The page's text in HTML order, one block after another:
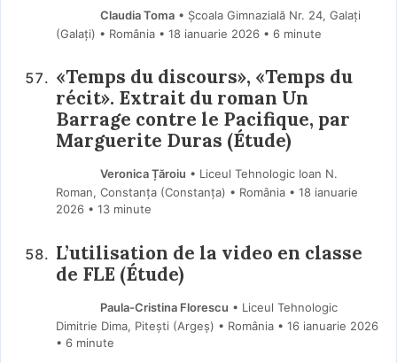
Claudia Toma• Școala Gimnazială Nr. 24, Galați
(Galaţi) • România
18 ianuarie 2026 • 6 minute
«Temps du discours», «Temps du
récit». Extrait du roman Un
Barrage contre le Pacifique, par
Marguerite Duras (Étude)
Veronica Țăroiu • Liceul Tehnologic Ioan N.
Roman, Constanța (Constanţa) • România
18 ianuarie
2026 • 13 minute
L’utilisation de la video en classe
de FLE (Étude)
Paula-Cristina Florescu • Liceul Tehnologic
Dimitrie Dima, Pitești (Argeş) • România
16 ianuarie 2026
• 6 minute